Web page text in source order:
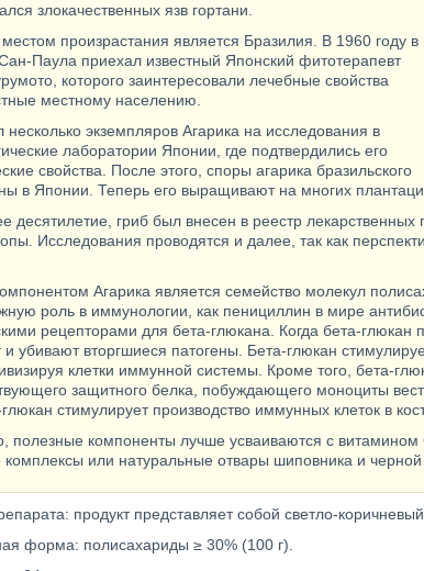
злокачественных язв гортани.
произрастания является Бразилия. В 1960 году в
Паула приехал известный Японский фитотерапевт
которого заинтересовали лечебные свойства
местному населению.
несколько экземпляров Агарика на исследования в
лаборатории Японии, где подтвердились его
свойства. После этого, споры агарика бразильского
в Японии. Теперь его выращивают на многих
десятилетие, гриб был внесен в реестр
Исследования проводятся и далее, так как
Агарика является семейство молекул
роль в иммунологии, как пенициллин в мире
рецепторами для бета-глюкана. Когда бета-глюкан
убивают вторгшиеся патогены. Бета-глюкан
клетки иммунной системы. Кроме того, бета-
защитного белка, побуждающего моноциты
стимулирует производство иммунных клеток в
полезные компоненты лучше усваиваются с
или натуральные отвары шиповника и
продукт представляет собой светло-
форма: полисахариды ≥ 30% (100 г).